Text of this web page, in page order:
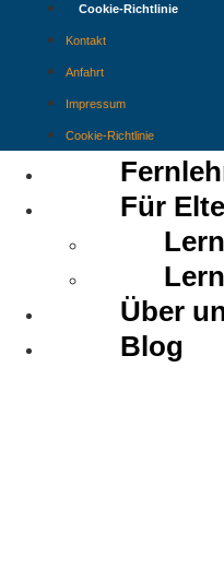
Cookie-Richtlinie
Kontakt
Anfahrt
Impressum
Cookie-Richtlinie
Für
Über
Blog